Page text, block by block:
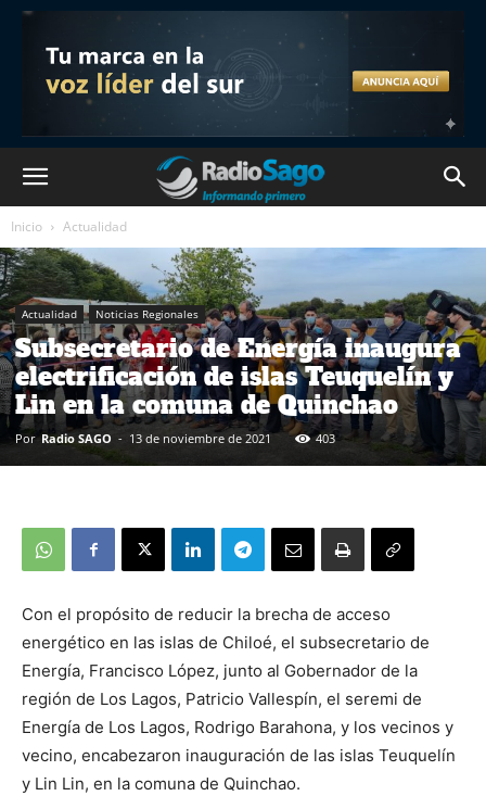
Inicio Actualidad
Actualidad Noticias Regionales
Subsecretario de Energía inaugura
electrificación de islas Teuquelín y
Lin en la comuna de Quinchao
Por Radio SAGO - 13 de noviembre de 2021 403
Con el propósito de reducir la brecha de acceso
energético en las islas de Chiloé, el subsecretario de
Energía, Francisco López, junto al Gobernador de la
región de Los Lagos, Patricio Vallespín, el seremi de
Energía de Los Lagos, Rodrigo Barahona, y los vecinos y
vecino, encabezaron inauguración de las islas Teuquelín
y Lin Lin, en la comuna de Quinchao.